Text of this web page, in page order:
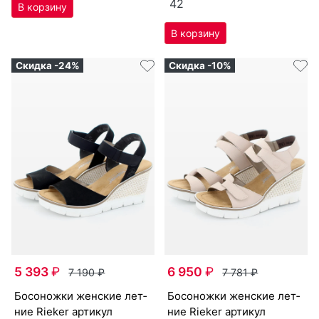
42
Скидка -24%
5 393₽ 7 190₽
бо­сонож­ки женс­кие лет­
ние Ri­eker артикул
Скидка -10%
6 950₽ 7 781₽
бо­сонож­ки женс­кие лет­
ние Ri­eker артикул